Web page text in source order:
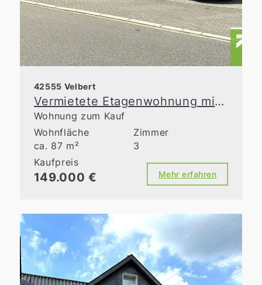
42555 Velbert
Vermietete Etagenwohnung mit großer Terrasse und Außenstellplatz
Wohnung zum Kauf
Wohnfläche
ca. 87 m²
Zimmer
3
Kaufpreis
149.000 € Mehr erfahren